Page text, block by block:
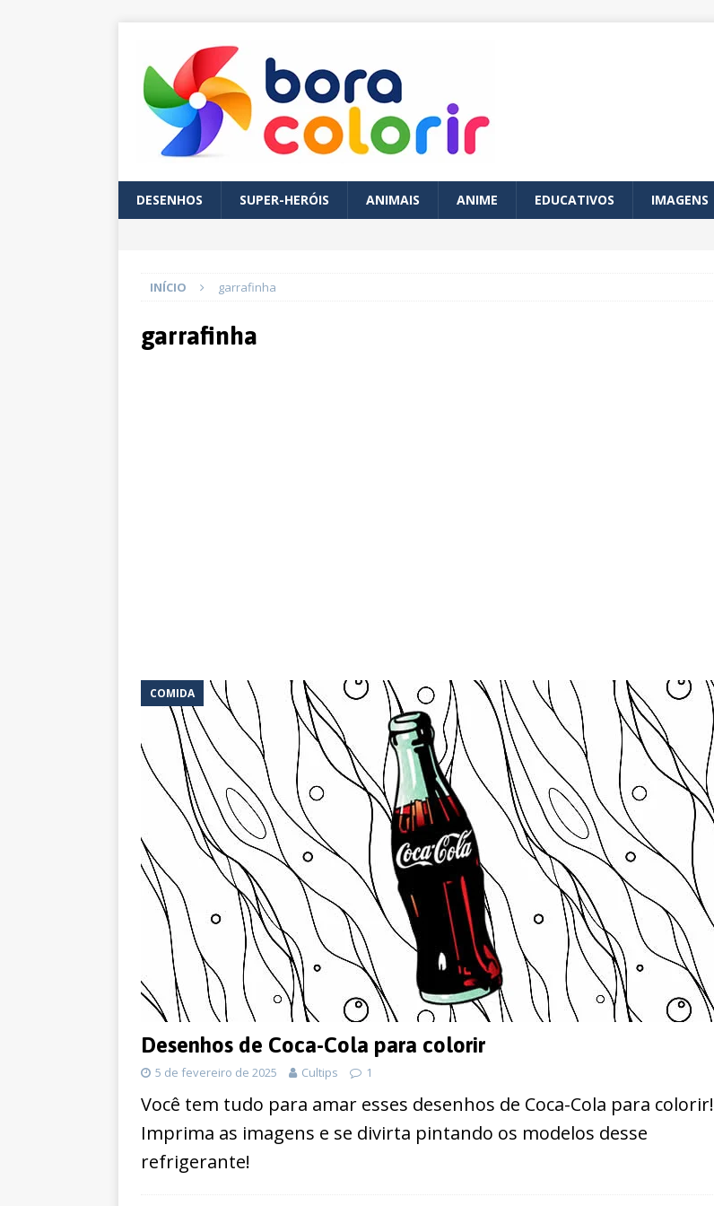
DESENHOS SUPER-HERÓIS ANIMAIS ANIME EDUCATIVOS IMAGENS
INÍCIO garrafinha
garrafinha
COMIDA
Desenhos de Coca-Cola para colorir
5 de fevereiro de 2025 Cultips 1
Você tem tudo para amar esses desenhos de Coca-Cola para colorir!
Imprima as imagens e se divirta pintando os modelos desse
refrigerante!